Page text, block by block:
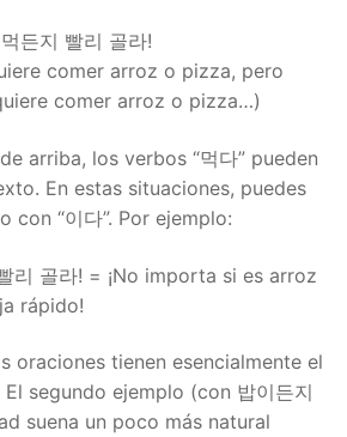
든지 빨리 골라!
comer arroz o pizza, pero
comer arroz o pizza…)
arriba, los verbos “먹다” pueden
En estas situaciones, puedes
con “이다”. Por ejemplo:
리 골라! = ¡No importa si es arroz
rápido!
oraciones tienen esencialmente el
segundo ejemplo (con 밥이든지
suena un poco más natural